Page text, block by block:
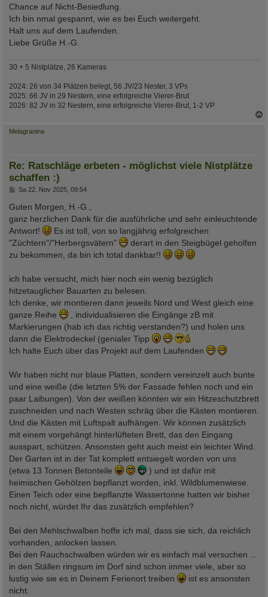
Chance auf Nicht-Besiedlung.
Ich bin nmal gespannt, wie es bei Euch weitergeht.
Halt uns auf dem Laufenden.
Liebe Grüße H.-G.
30 + 5 Nistplätze, 26 Kameras
2024: 26 von 34 Plätzen belegt, 56 JV/23 Nester, 3 VPs
2025: 66 JV in 29 Nestern, eine erfolgreiche Vierer-Brut
2026: 82 JV in 32 Nestern, eine erfolgreiche Vierer-Brut, 1-2 VP
Melagranina
Re: Ratschläge erbeten - möglichst viele Nistplätze
schaffen :)
B
i
r
a
g
Sa 22. Nov 2025, 09:54
Guten Morgen, H.-G.,
ganz herzlichen Dank für die ausführliche und sehr einleuchtende
Antwort!
Es ist toll, von so langjährig erfolgreichen
"Züchtern"/"Herbergsvätern"
derart in den Steigbügel geholfen
zu bekommen, da bin ich total dankbar!!
ich habe versucht, mich hier noch ein wenig bezüglich
hitzetauglicher Bauarten zu belesen.
Ich denke, wir montieren dann jeweils Nord und West gleich eine
ganze Reihe
, individualisieren die Eingänge zB mit
Markierungen (hab ich das richtig verstanden?) und holen uns
dann die Elektrodeckel (genialer Tipp
Ich halte Euch über das Projekt auf dem Laufenden
Wir haben nicht nur blaue Platten, sondern vereinzelt auch bunte
und eine weiße (die letzten 5% der Fassade fehlen noch und ein
paar Laibungen). Von der weißen könnten wir ein Hitzeschutzbrett
zuschneiden und nach Westen schräg über die Kästen montieren.
Und die Kästen mit Luftspalt aufhängen. Wir können zusätzlich
mit einem vorgehängt hinterlüfteten Brett, das den Eingang
ausspart, schützen. Ansonsten geht auch meist ein leichter Wind.
Der Garten ist in der Tat komplett entsiegelt worden von uns
(etwa 13 Tonnen Betonteile
) und ist dafür mit
heimischen Gehölzen bepflanzt worden, inkl. Wildblumenwiese.
Einen Teich oder eine bepflanzte Wassertonne hatten wir bisher
noch nicht, würdet Ihr das zusätzlich empfehlen?
Bei den Mehlschwalben hoffe ich mal, dass sie sich, da reichlich
vorhanden, anlocken lassen.
Bei den Rauchschwalben würden wir es einfach mal versuchen ...
in den Ställen ringsum im Dorf sind schon immer viele, aber so
lustig wie sie es in Deinem Ferienort treiben
ist es ansonsten
nicht.